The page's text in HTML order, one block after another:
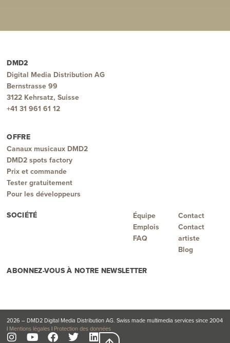
DMD2
Digital Media Distribution AG
Bernstrasse 99
3122 Kehrsatz, Suisse
+41 31 961 61 12
OFFRE
Canaux musicaux DMD2
DMD2 spots factory
Prix et commande
Tester gratuitement
Pour les développeurs
SOCIÉTÉ
Équipe
Emplois
FAQ
Contact
Contact
artiste
Blog
ABONNEZ-VOUS À NOTRE NEWSLETTER
2026 – DMD2 Digital Media Distribution AG. Swiss made multimedia services since 2004
| Mentions légales| Protection des données